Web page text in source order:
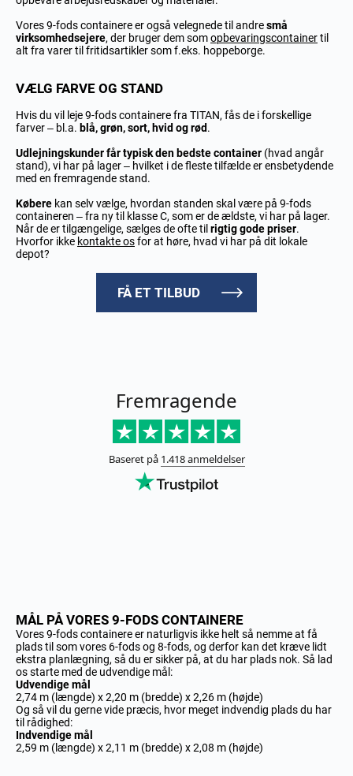
Vores 9-fods containere er også velegnede til andresmå
virksomhedsejere, der bruger dem somopbevaringscontainertil
alt fra varer til fritidsartikler som f.eks. hoppeborge.
VÆLG FARVE OG STAND
Hvis du vil leje 9-fods containere fra TITAN, fås de i forskellige
farver – bl.a. blå, grøn, sort, hvid og rød.
Udlejningskunder får typisk den bedste container (hvad angår
stand), vi har på lager – hvilket i de fleste tilfælde er ensbetydende
med en fremragende stand.
Købere kan selv vælge, hvordan standen skal være på 9-fods
containeren – fra ny til klasse C, som er de ældste, vi har på lager.
Når de er tilgængelige, sælges de ofte tilrigtig gode priser.
Hvorfor ikke kontakte osfor at høre, hvad vi har på dit lokale
depot?
FÅ ET TILBUD
MÅL PÅ VORES 9-FODS CONTAINERE
Vores 9-fods containere er naturligvis ikke helt så nemme at få
plads til som vores 6-fods og 8-fods, og derfor kan det kræve lidt
ekstra planlægning, så du er sikker på, at du har plads nok. Så lad
os starte med de udvendige mål:
Udvendige mål
2,74 m (længde) x 2,20 m (bredde) x 2,26 m (højde)
Og så vil du gerne vide præcis, hvor meget indvendig plads du har
til rådighed:
Indvendige mål
2,59 m (længde) x 2,11 m (bredde) x 2,08 m (højde)